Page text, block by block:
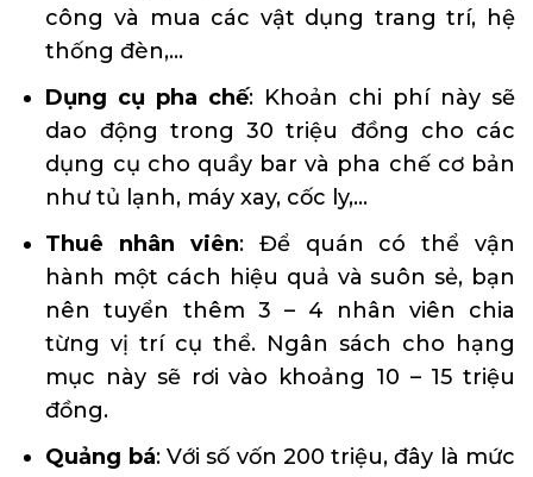
công và mua các vật dụng trang trí, hệ
thống đèn,…
Dụng cụ pha chế: Khoản chi phí này sẽ
dao động trong 30 triệu đồng cho các
dụng cụ cho quầy bar và pha chế cơ bản
như tủ lạnh, máy xay, cốc ly,…
Thuê nhân viên: Để quán có thể vận
hành một cách hiệu quả và suôn sẻ, bạn
nên tuyển thêm 3 – 4 nhân viên chia
từng vị trí cụ thể. Ngân sách cho hạng
mục này sẽ rơi vào khoảng 10 – 15 triệu
đồng.
Quảng bá: Với số vốn 200 triệu, đây là mức